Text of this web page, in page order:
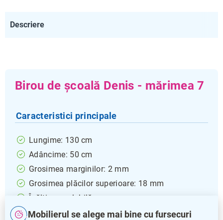
Mobilierul se alege mai bine cu fursecuri
Descriere
Birou de școală Denis - mărimea 7
Caracteristici principale
Lungime: 130 cm
Adâncime: 50 cm
Grosimea marginilor: 2 mm
Grosimea plăcilor superioare: 18 mm
Înălțime reglabilă: nu
Garanție: 5 ani